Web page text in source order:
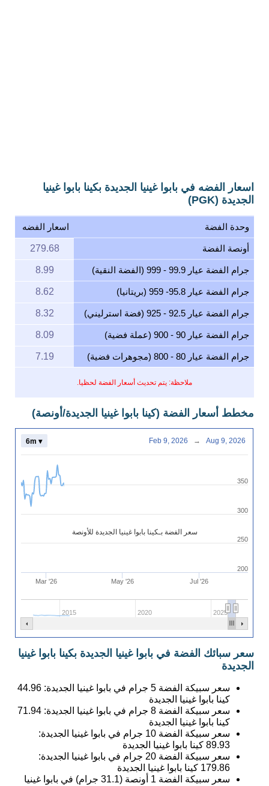
اسعار الفضه في بابوا غينيا الجديدة بكينا بابوا غينيا
الجديدة (PGK)
وحدة الفضة اسعار الفضه
ملاحظة: يتم تحديث أسعار الفضة لحظيا.
أونصة الفضة 279.68
جرام الفضة عيار 99.9 - 999 (الفضة النقية) 8.99
جرام الفضة عيار 95.8- 959 (بريتانيا) 8.62
جرام الفضة عيار 92.5 - 925 (فضة استرليني) 8.32
جرام الفضة عيار 90 - 900 (عملة فضية) 8.09
جرام الفضة عيار 80 - 800 (مجوهرات فضية) 7.19
مخطط أسعار الفضة (كينا بابوا غينيا الجديدة/أونصة)
سعر الفضة بـكينا بابوا غينيا الجديدة للأونصة
Mar '26 May '26 Jul '26
2015 2020 2025
250
300
350
200
6m ▾ Feb 9, 2026 → Aug 9, 2026
سعر سبائك الفضة في بابوا غينيا الجديدة بكينا بابوا غينيا
الجديدة
سعر سبيكة الفضة 5 جرام في بابوا غينيا الجديدة:
44.96
كينا بابوا غينيا الجديدة
سعر سبيكة الفضة 8 جرام في بابوا غينيا الجديدة:
71.94
كينا بابوا غينيا الجديدة
سعر سبيكة الفضة 10 جرام في بابوا غينيا الجديدة:
89.93 كينا بابوا غينيا الجديدة
سعر سبيكة الفضة 20 جرام في بابوا غينيا الجديدة:
179.86 كينا بابوا غينيا الجديدة
سعر سبيكة الفضة 1 أونصة (31.1 جرام) في بابوا غينيا